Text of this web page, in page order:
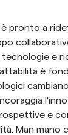
pronto a
e
è
e
Man mano